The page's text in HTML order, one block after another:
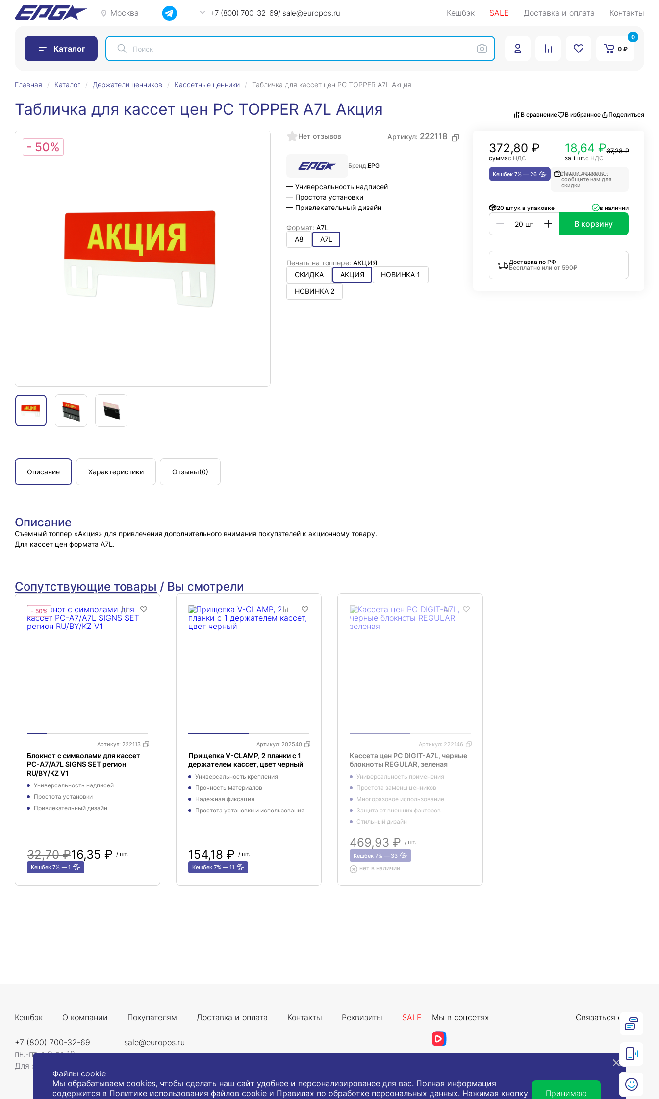
Москва +7 (800) 700-32-69/ sale@europos.ru Кешбэк SALE Доставка и оплата Контакты
Каталог 0 ₽
0
Главная Каталог Держатели ценников Кассетные ценники Табличка для кассет цен PC TOPPER A7L Акция
Табличка для кассет цен PC TOPPER A7L Акция В сравнение В избранное Поделиться
- 50%
Нет отзывов Артикул: 222118
Бренд:EPG
— Универсальность надписей
— Простота установки
— Привлекательный дизайн
Формат: A7L
А8
A7L
Печать на топпере: АКЦИЯ
СКИДКА
АКЦИЯ
НОВИНКА 1
НОВИНКА 2
372,80 ₽
суммас НДС
18,64 ₽37,28 ₽
за 1 шт.с НДС
Кешбек 7% — 26
Нашли дешевле -
сообщите нам для
скидки
20 штук в упаковке в наличии
В корзину
Доставка по РФ
Бесплатно или от 590₽
Описание Характеристики Отзывы(0)
Описание
Съемный топпер «Акция» для привлечения дополнительного внимания покупателей к акционному товару.
Для кассет цен формата A7L.
Сопутствующие товары / Вы смотрели
- 50%
Артикул: 222113
Блокнот с символами для кассет
PC-A7/A7L SIGNS SET регион
RU/BY/KZ V1
Универсальность надписей
Простота установки
Привлекательный дизайн
32,70 ₽16,35 ₽ / шт.
Кешбек 7% 1
Артикул: 202540
Прищепка V-CLAMP, 2 планки с 1
держателем кассет, цвет черный
Универсальность крепления
Прочность материалов
Надежная фиксация
Простота установки и использования
154,18 ₽ / шт.
Кешбек 7% 11
Артикул: 222146
Кассета цен PC DIGIT-A7L, черные
блокноты REGULAR, зеленая
Универсальность применения
Простота замены ценников
Многоразовое использование
Защита от внешних факторов
Стильный дизайн
469,93 ₽ / шт.
Кешбек 7% 33
нет в наличии
Кешбэк О компании Покупателям Доставка и оплата Контакты Реквизиты SALE
+7 (800) 700-32-69
пн.-пт. с 9 до 18
Для звонков со всей России
sale@europos.ru
Мы в соцсетях Связаться с нами
Файлы cookie
Мы обрабатываем cookies, чтобы сделать наш сайт удобнее и персонализированее для вас. Полная информация
содержится в Политике использования файлов cookie и Правилах по обработке персональных данных. Нажимая кнопку
Принимаю